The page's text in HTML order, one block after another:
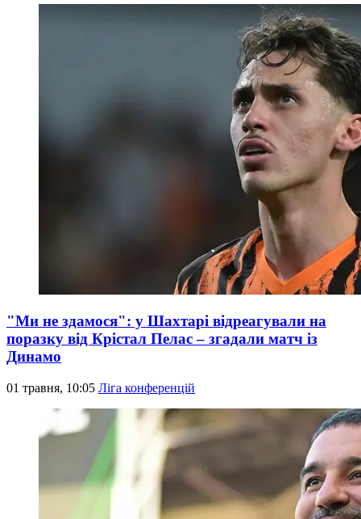
"Ми не здамося": у Шахтарі відреагували на
поразку від Крістал Пелас – згадали матч із
Динамо
01 травня, 10:05 Ліга конференцій